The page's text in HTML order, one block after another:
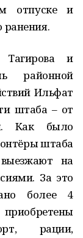
отпуске и
ранения.
Тагирова и
районной
Ильфат
штаба – от
Как было
штаба
на
За это
более 4
рации,